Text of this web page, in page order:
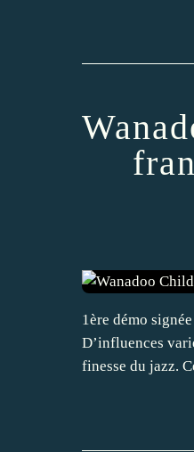
1ère démo
D’influences
finesse du jazz.